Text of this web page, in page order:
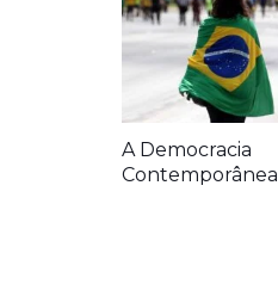
A Democracia
Contemporânea